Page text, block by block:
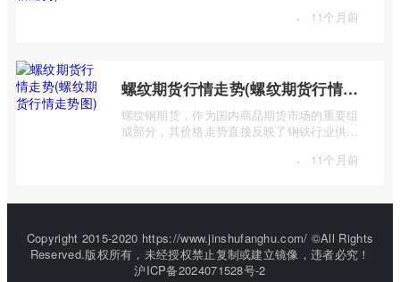
· 11个月前
螺纹期货行情走势(螺纹期货行情走势图)
螺纹钢期货，作为国内商品期货市场的重要组
成部分，其价格走势直接反映了钢铁行业供需
· 11个月前
Copyright 2015-2020 https://www.jinshufanghu.com/ ©All Rights
Reserved.版权所有，未经授权禁止复制或建立镜像，违者必究！
沪ICP备2024071528号-2